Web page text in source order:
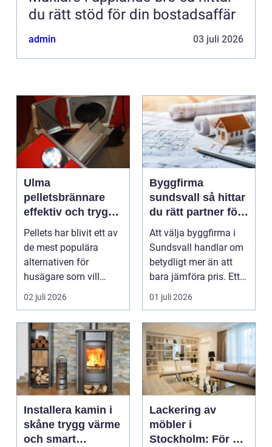
du rätt stöd för din bostadsaffär
admin 03 juli 2026
Ulma
pelletsbrännare
effektiv och trygg
värme med pellets
Pellets har blivit ett av
de mest populära
alternativen för
husägare som vill
kombinera låga
uppvärm...
02 juli 2026
Byggfirma
sundsvall så hittar
du rätt partner för
ditt projekt
Att välja byggfirma i
Sundsvall handlar om
betydligt mer än att
bara jämföra pris. Ett
bygge påverka...
01 juli 2026
Installera kamin i
skåne trygg värme
och smart
Lackering av
möbler i
Stockholm: För ett